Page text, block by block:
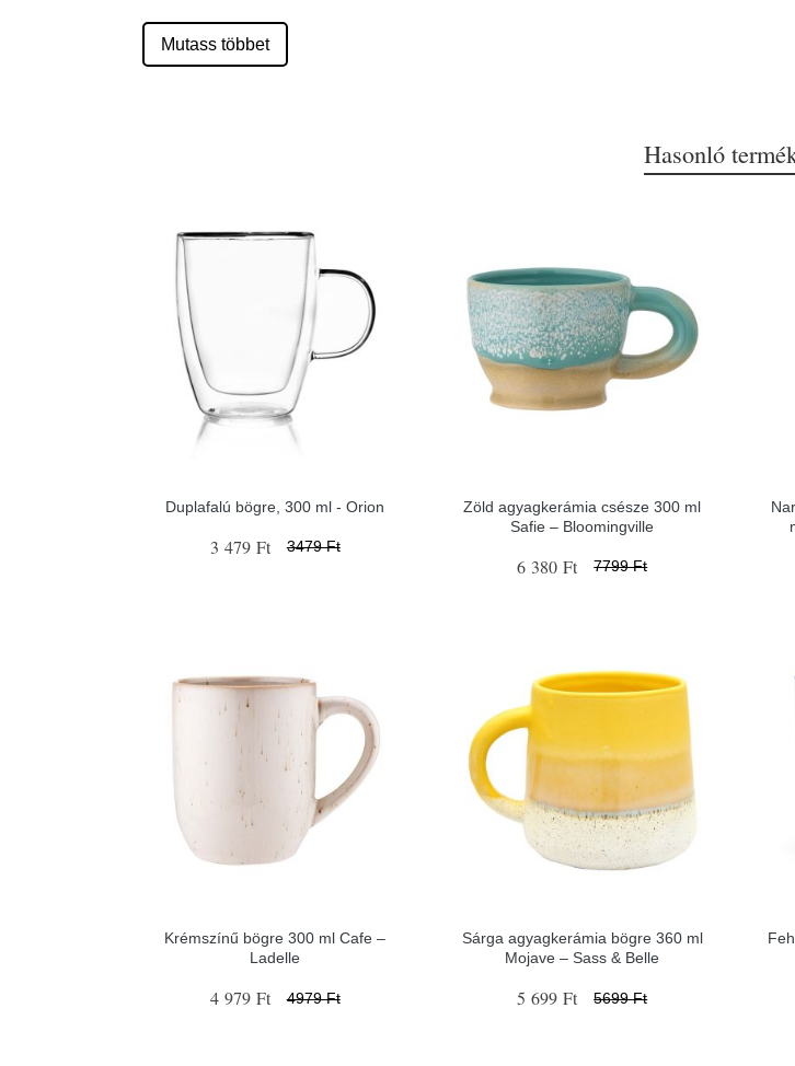
Mutass többet
Hasonló
Duplafalú bögre, 300 ml - Orion
3 479 Ft 3479 Ft
Zöld agyagkerámia csésze 300 ml
Safie – Bloomingville
6 380 Ft 7799 Ft
Krémszínű bögre 300 ml Cafe –
Ladelle
4 979 Ft 4979 Ft
Sárga agyagkerámia bögre 360 ml
Mojave – Sass & Belle
5 699 Ft 5699 Ft